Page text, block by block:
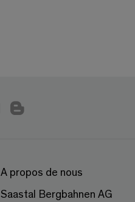
A propos de nous
Saastal Bergbahnen AG